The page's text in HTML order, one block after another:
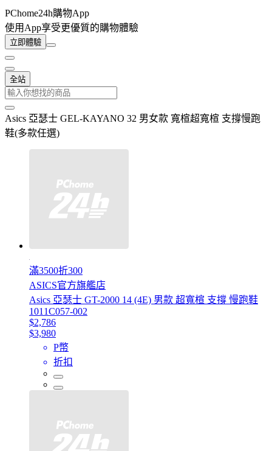
PChome24h購物App
使用App享受更優質的購物體驗
立即體驗
全站
Asics 亞瑟士 GEL-KAYANO 32 男女款 寬楦超寬楦 支撐慢跑
鞋(多款任選)
滿3500折300
ASICS官方旗艦店
Asics 亞瑟士 GT-2000 14 (4E) 男款 超寬楦 支撐 慢跑鞋
1011C057-002
$2,786
$3,980
P幣
折扣